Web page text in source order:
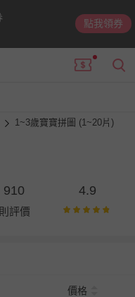
點我領券
1~3歲寶寶拼圖 (1~20片)
910
則評價
4.9
價格